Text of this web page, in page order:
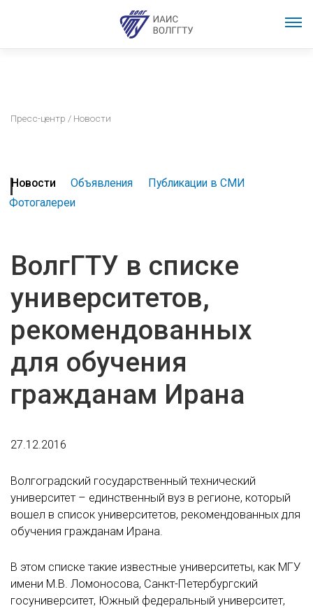
Пресс-центр / Новости
Новости Объявления
Публикации в СМИ
Фотогалереи
ВолгГТУ в списке
университетов,
рекомендованных
для обучения
гражданам Ирана
27.12.2016
Волгоградский государственный технический
университет – единственный вуз в регионе, который
вошел в список университетов, рекомендованных для
обучения гражданам Ирана.
В этом списке такие известные университеты, как МГУ
имени М.В. Ломоносова, Санкт-Петербургский
госуниверситет, Южный федеральный университет,